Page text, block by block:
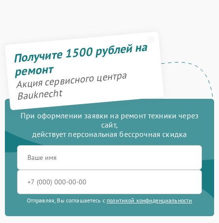
Получите 1500 рублей на
ремонт
Акция сервисного центра
Bauknecht
При оформлении заявки на ремонт техники через
сайт,
действует персональная бессрочная скидка
Отправляя, Вы соглашаетесь с политикой конфиденциальности